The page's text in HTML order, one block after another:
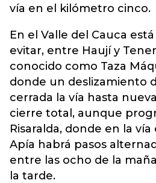
vía en el kilómetro cinco.
En el Valle del Cauca
evitar, entre Haují y
conocido como Taza
donde un deslizamiento
cerrada la vía hasta
cierre total, aunque
Risaralda, donde en la
Apía habrá pasos
entre las ocho de la
la tarde.